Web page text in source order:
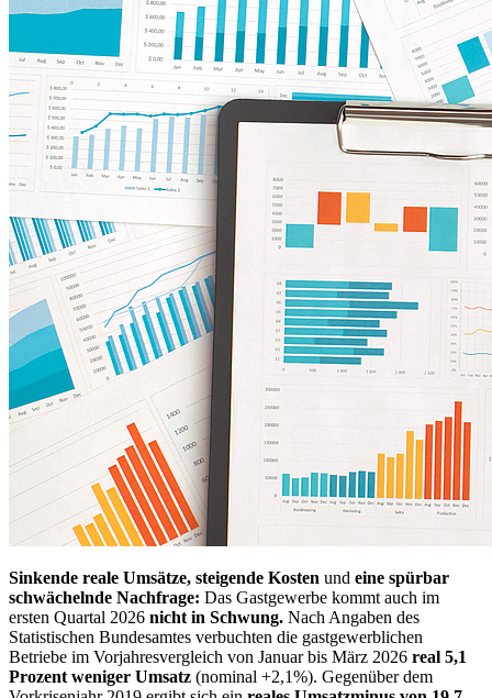
Sinkende reale Umsätze, steigende Kosten und eine spürbar
schwächelnde Nachfrage: Das Gastgewerbe kommt auch im
ersten Quartal 2026 nicht in Schwung. Nach Angaben des
Statistischen Bundesamtes verbuchten die gastgewerblichen
Betriebe im Vorjahresvergleich von Januar bis März 2026 real 5,1
Prozent weniger Umsatz (nominal +2,1%). Gegenüber dem